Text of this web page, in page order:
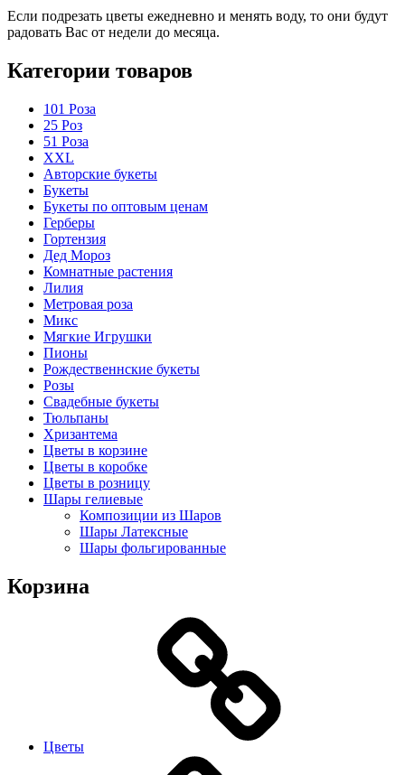
Если подрезать цветы ежедневно и менять воду, то они будут
радовать Вас от недели до месяца.
Категории товаров
101 Роза
25 Роз
51 Роза
XXL
Авторские букеты
Букеты
Букеты по оптовым ценам
Герберы
Гортензия
Дед Мороз
Комнатные растения
Лилия
Метровая роза
Микс
Мягкие Игрушки
Пионы
Рождественнские букеты
Розы
Свадебные букеты
Тюльпаны
Хризантема
Цветы в корзине
Цветы в коробке
Цветы в розницу
Шары гелиевые
Композиции из Шаров
Шары Латексные
Шары фольгированные
Корзина
Цветы